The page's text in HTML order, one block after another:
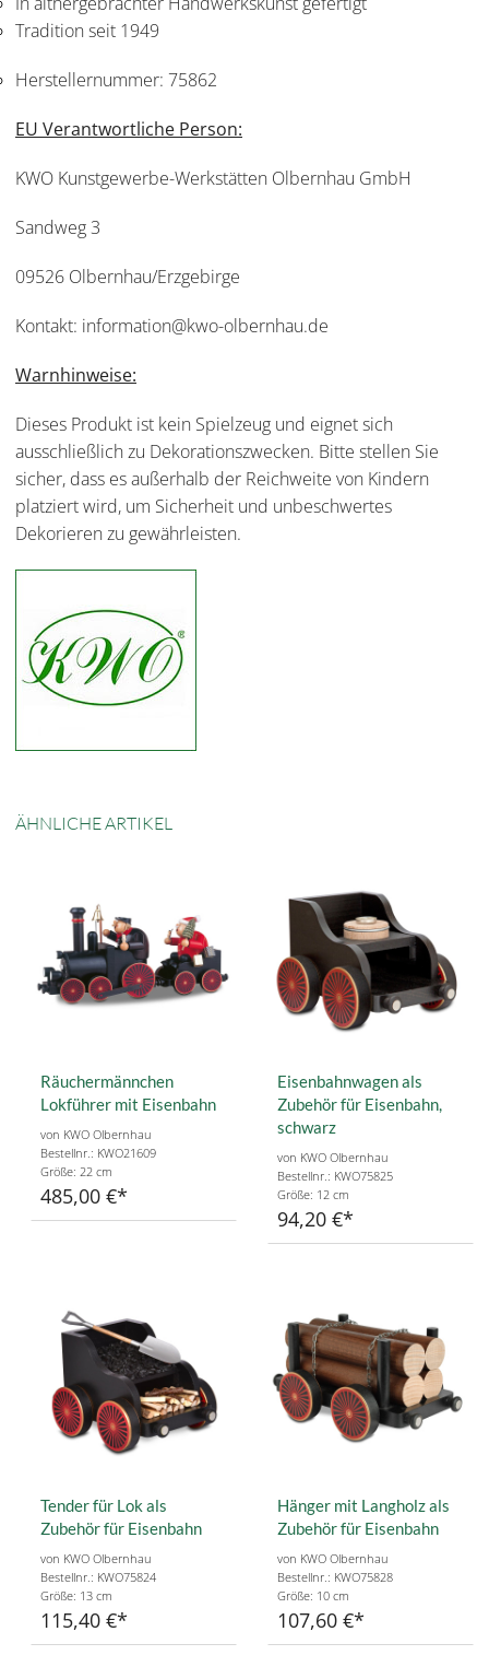
Tradition seit 1949
Herstellernummer: 75862
EU Verantwortliche Person:
KWO Kunstgewerbe-Werkstätten Olbernhau GmbH
Sandweg 3
09526 Olbernhau/Erzgebirge
Kontakt: information@kwo-olbernhau.de
Warnhinweise:
Dieses Produkt ist kein Spielzeug und eignet sich
ausschließlich zu Dekorationszwecken. Bitte stellen Sie
sicher, dass es außerhalb der Reichweite von Kindern
platziert wird, um Sicherheit und unbeschwertes
Dekorieren zu gewährleisten.
ÄHNLICHE ARTIKEL
Räuchermännchen
Lokführer mit Eisenbahn
von KWO Olbernhau
Bestellnr.: KWO21609
Größe: 22 cm
485,00 €
Eisenbahnwagen als
Zubehör für Eisenbahn,
schwarz
von KWO Olbernhau
Bestellnr.: KWO75825
Größe: 12 cm
94,20 €
Tender für Lok als
Zubehör für Eisenbahn
von KWO Olbernhau
Bestellnr.: KWO75824
Größe: 13 cm
115,40 €
Hänger mit Langholz als
Zubehör für Eisenbahn
von KWO Olbernhau
Bestellnr.: KWO75828
Größe: 10 cm
107,60 €